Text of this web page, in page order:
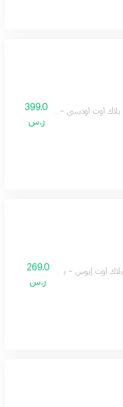
بلاك أوت أوديسي – وردي (bla097)399.0
ر.س
بلاك أوت إيوس – بني (bla100)
269.0
ر.س